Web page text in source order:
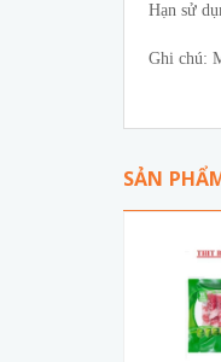
Hạn sử
Ghi chú:
SẢN